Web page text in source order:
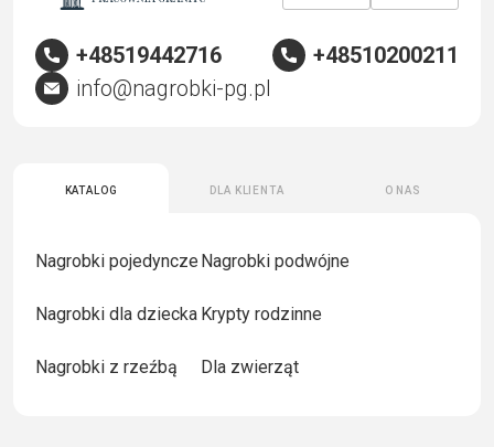
Katalog Dla klienta O nas
Nagrobki pojedyncze Nagrobki podwójne
Nagrobki dla dziecka Krypty rodzinne
Nagrobki z rzeźbą Dla zwierząt
+48519442716
+48510200211
info@nagrobki-pg.pl